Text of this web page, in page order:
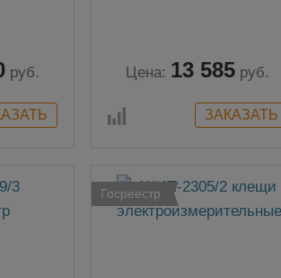
руб. Цена: 13 585 руб.
Госреестр